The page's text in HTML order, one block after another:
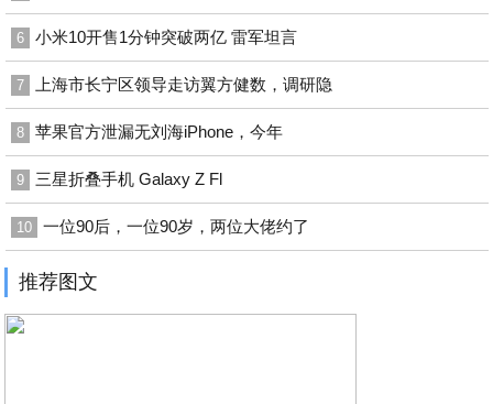
6 小米10开售1分钟突破两亿 雷军坦言
7 上海市长宁区领导走访翼方健数，调研隐
8 苹果官方泄漏无刘海iPhone，今年
9 三星折叠手机 Galaxy Z Fl
10 一位90后，一位90岁，两位大佬约了
推荐图文